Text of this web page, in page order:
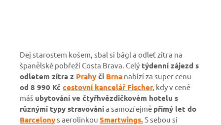
Dej starostem košem, sbal si bágl a odleť zítra na
španělské pobřeží Costa Brava. Celý týdenní zájezd s
odletem zítra z Prahy či Brna nabízí za super cenu
od 8 990 Kč cestovní kancelář Fischer, kdy v ceně
máš ubytování ve čtyřhvězdičkovém hotelu s
různými typy stravovánía samozřejmě přímý let do
Barcelonys aerolinkou Smartwings.S sebou si